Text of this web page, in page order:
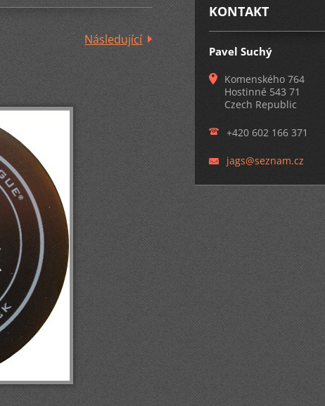
Následující
KONTAKT
Pavel Suchý
Komenského 764
Hostinné 543 71
Czech Republic
+420 602 166 371
jags@seznam.cz